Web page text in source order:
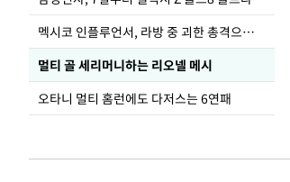
멕시코 인플루언서, 라방 중 괴한 총격으로 사망
멀티 골 세리머니하는 리오넬 메시
오타니 멀티 홈런에도 다저스는 6연패